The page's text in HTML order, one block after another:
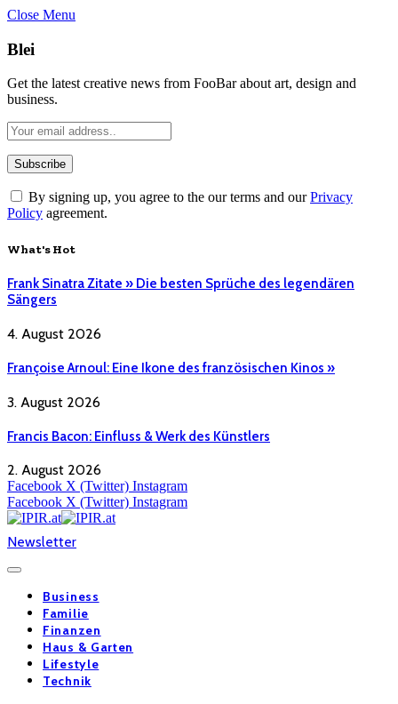
Close Menu
Blei
Get the latest creative news from FooBar about art, design and
business.
By signing up, you agree to the our terms and ourPrivacy
Policy agreement.
What's Hot
Frank Sinatra Zitate » Die besten Sprüche des legendären
Sängers
4. August 2026
Françoise Arnoul: Eine Ikone des französischen Kinos »
3. August 2026
Francis Bacon: Einfluss & Werk des Künstlers
2. August 2026
Facebook X (Twitter) Instagram
Facebook X (Twitter) Instagram
Newsletter
Business
Familie
Finanzen
Haus & Garten
Lifestyle
Technik